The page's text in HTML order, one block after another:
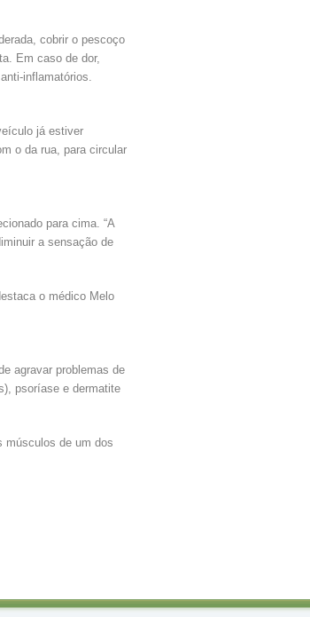
cobrir o pescoço
Em caso de dor,
inflamatórios.
já estiver
o da rua, para circular
para cima. “A
a sensação de
o médico Melo
agravar problemas de
psoríase e dermatite
músculos de um dos